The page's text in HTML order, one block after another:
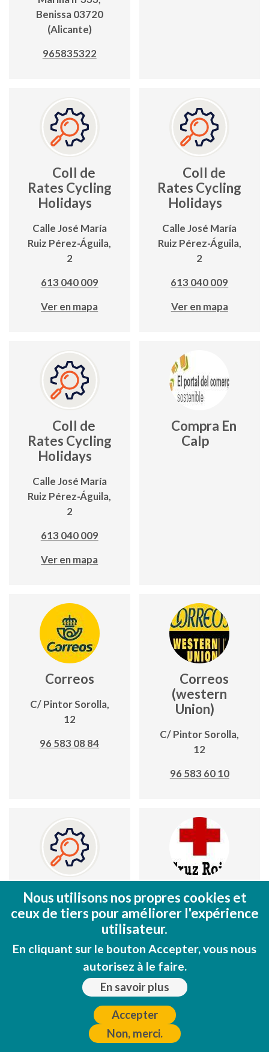
Benissa 03720
(Alicante)
965835322
Coll de
Rates Cycling
Holidays
Calle José María
Ruiz Pérez-Águila,
2
613 040 009
Ver en mapa
Coll de
Rates Cycling
Holidays
Calle José María
Ruiz Pérez-Águila,
2
613 040 009
Ver en mapa
Coll de
Rates Cycling
Holidays
Calle José María
Ruiz Pérez-Águila,
2
613 040 009
Ver en mapa
Compra En
Calp
Correos
C/ Pintor Sorolla,
12
96 583 08 84
Correos
(western
Union)
C/ Pintor Sorolla,
12
96 583 60 10
Costa
Blanca
Anglican
Iglesia de la
Merced; Avda.
Jaime I el
Conqueridor
96 587 41 66
Cruz Roja
C/ San Fermín, 2
(Base); Avd. del
Norte, 5 (oficinas)
96 583 16 16
Nous utilisons nos propres cookies et
ceux de tiers pour améliorer l'expérience
utilisateur.
En cliquant sur le bouton Accepter, vous nous
autorisez à le faire.
En savoir plus
Accepter
Non, merci.